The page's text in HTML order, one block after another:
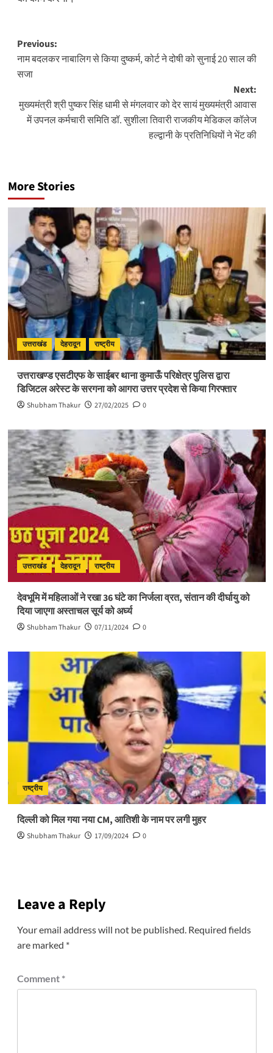
Post
navigation
Previous:
नाम बदलकर नाबालिग से किया दुष्कर्म, कोर्ट ने दोषी को सुनाई 20 साल की
सजा
Next:
मुख्यमंत्री श्री पुष्कर सिंह धामी से मंगलवार को देर सायं मुख्यमंत्री आवास
में उपनल कर्मचारी समिति डॉ. सुशीला तिवारी राजकीय मेडिकल कॉलेज
हल्द्वानी के प्रतिनिधियों ने भेंट की
More Stories
उत्तराखंड देहरादून राष्ट्रीय
उत्तराखण्ड एसटीएफ के साईबर थाना कुमाऊँ परिक्षेत्र पुलिस द्वारा
डिजिटल अरेस्ट के सरगना को आगरा उत्तर प्रदेश से किया गिरफ्तार
Shubham Thakur 27/02/2025 0
उत्तराखंड देहरादून राष्ट्रीय
देवभूमि में महिलाओं ने रखा 36 घंटे का निर्जला व्रत, संतान की दीर्घायु को
दिया जाएगा अस्ताचल सूर्य को अर्घ्य
Shubham Thakur 07/11/2024 0
राष्ट्रीय
दिल्ली को मिल गया नया CM, आतिशी के नाम पर लगी मुहर
Shubham Thakur 17/09/2024 0
Leave a Reply
Your email address will not be published. Required fields
are marked *
Comment *